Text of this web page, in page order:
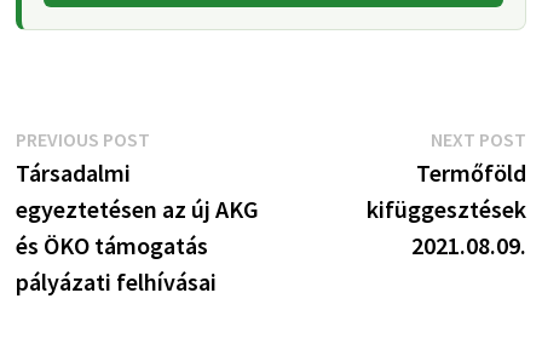
Bejegyzés
navigáció
PREVIOUS POSTPrevious
Társadalmi
egyeztetésen az új AKG
és ÖKO támogatás
pályázati felhívásai
NEXT POST
Termőföld
kifüggesztések
2021.08.09.